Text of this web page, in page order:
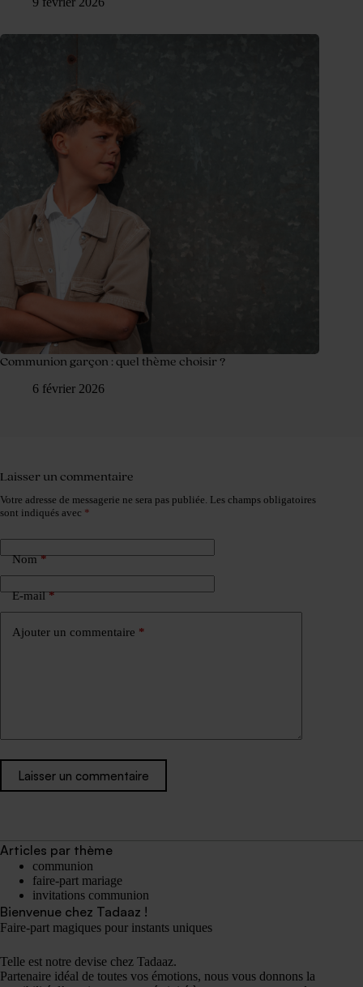
Communion garçon : quel thème choisir ?
6 février 2026
Laisser un commentaire
Votre adresse de messagerie ne sera pas publiée. Les champs obligatoires
sont indiqués avec *
Nom*
E-mail*
Ajouter un commentaire *
Laisser un commentaire
Articles par thème
communion
faire-part mariage
invitations communion
Bienvenue chez Tadaaz !
Faire-part magiques pour instants uniques
Telle est notre devise chez Tadaaz.
Partenaire idéal de toutes vos émotions, nous vous donnons la